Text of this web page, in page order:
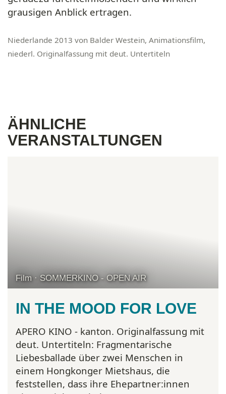
grausigen Anblick ertragen.
Niederlande 2013 von Balder Westein, Animationsfilm,
niederl. Originalfassung mit deut. Untertiteln
ÄHNLICHE
VERANSTALTUNGEN
Film · SOMMERKINO - OPEN AIR
IN THE MOOD FOR LOVE
APERO KINO - kanton. Originalfassung mit
deut. Untertiteln: Fragmentarische
Liebesballade über zwei Menschen in
einem Hongkonger Mietshaus, die
feststellen, dass ihre Ehepartner:innen